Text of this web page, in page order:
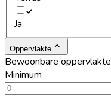
Ja
Oppervlakte
Bewoonbare oppervlakte
Minimum